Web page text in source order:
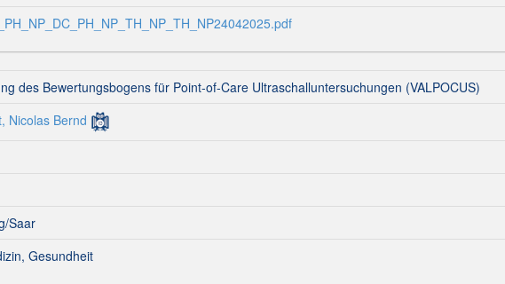
des Bewertungsbogens für Point-of-Care Ultraschalluntersuchungen (VALPOCUS)
Nicolas Bernd
Saar
Gesundheit